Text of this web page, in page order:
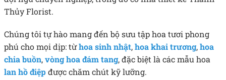
Thủy Florist.
Chúng tôi tự hào mang đến bộ sưu tập hoa tươi phong
phú cho mọi dịp: từhoa sinh nhật,hoa khai trương,hoa
chia buồn,vòng hoa đám tang, đặc biệt là các mẫu hoa
lan hồ điệpđược chăm chút kỹ lưỡng.